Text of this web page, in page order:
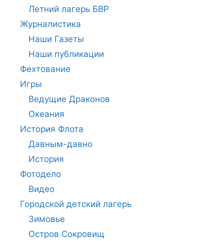
Летний лагерь БВР
Журналистика
Наши Газеты
Наши публикации
Фехтование
Игры
Ведущие Драконов
Океания
История Флота
Давным-давно
История
Фотодело
Видео
Городской детский лагерь
Зимовье
Остров Сокровищ